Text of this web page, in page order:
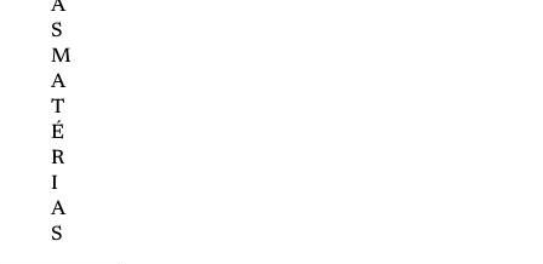
A
S
M
A
T
É
R
I
A
S